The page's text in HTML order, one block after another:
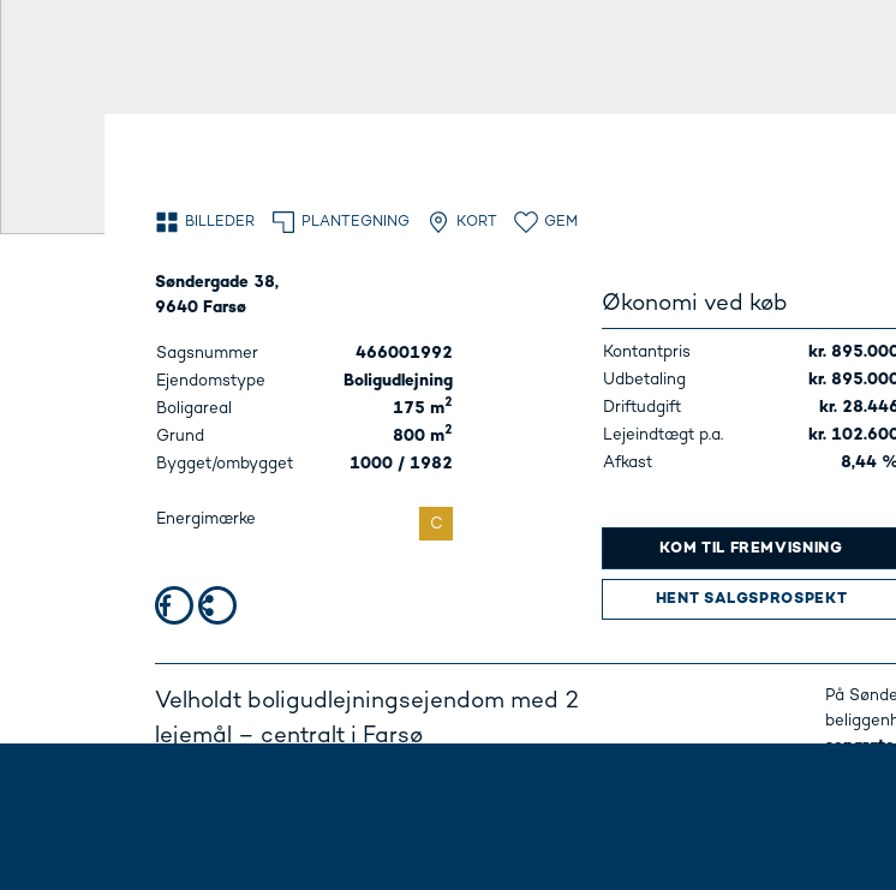
BILLEDER PLANTEGNING KORT GEM
Søndergade 38,
9640 Farsø
Sagsnummer
466001992
Ejendomstype
Boligudlejning
Boligareal
175 m2
Grund 800 m2
Bygget/ombygget 1000 / 1982
Energimærke
Økonomi ved køb
Kontantpris
kr.
Udbetaling
kr.
Driftudgift
kr.
Lejeindtægt p.a.
kr.
Afkast
8,44
KOM TIL FREMVISNING
HENT SALGSPROSPEKT
Velholdt boligudlejningsejendom med 2
lejemål – centralt i Farsø
På